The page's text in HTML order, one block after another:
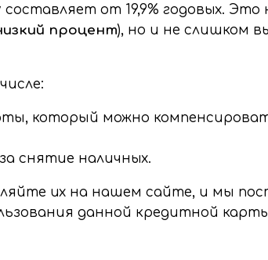
от 19,9% годовых.
процент), но и не слишком
который можно
снятие наличных.
их на нашем сайте, и мы
данной кредитной